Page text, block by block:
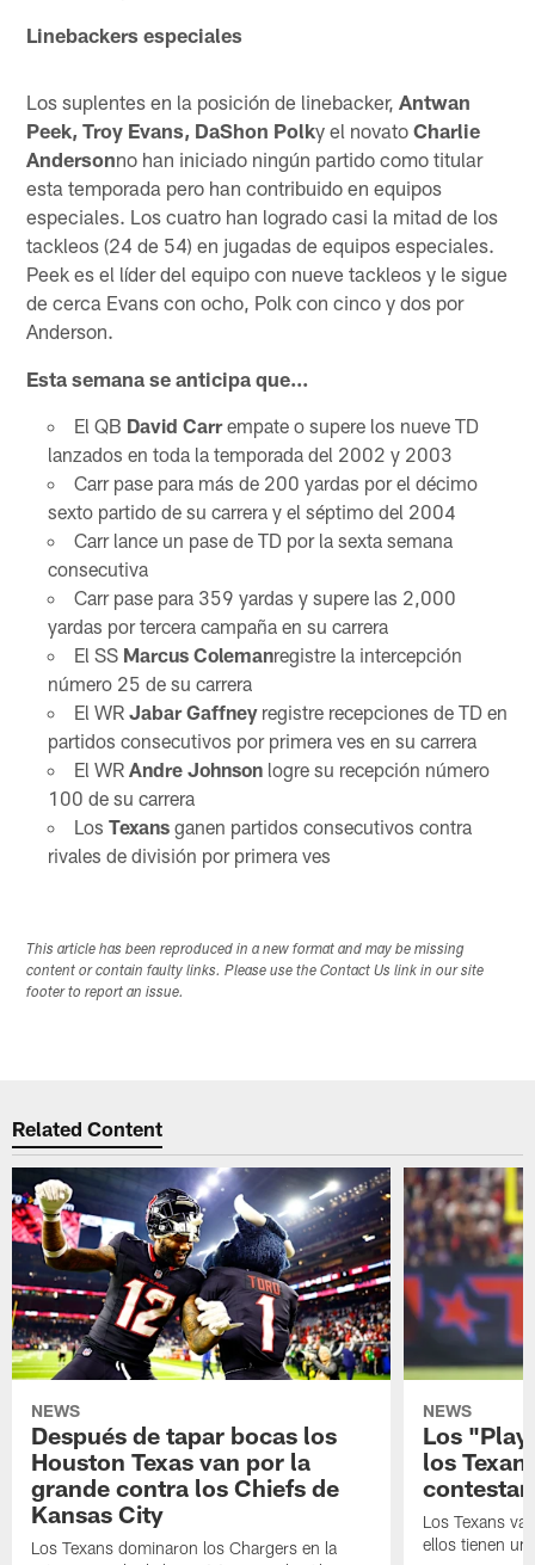
Linebackers especiales
Los suplentes en la posición de linebacker,Antwan
Peek, Troy Evans, DaShon Polky el novatoCharlie
Andersonno han iniciado ningún partido como titular
esta temporada pero han contribuido en equipos
especiales. Los cuatro han logrado casi la mitad de los
tackleos (24 de 54) en jugadas de equipos especiales.
Peek es el líder del equipo con nueve tackleos y le sigue
de cerca Evans con ocho, Polk con cinco y dos por
Anderson.
Esta semana se anticipa que...
El QB David Carrempate o supere los nueve TD
lanzados en toda la temporada del 2002 y 2003
Carr pase para más de 200 yardas por el décimo
sexto partido de su carrera y el séptimo del 2004
Carr lance un pase de TD por la sexta semana
consecutiva
Carr pase para 359 yardas y supere las 2,000
yardas por tercera campaña en su carrera
El SS Marcus Colemanregistre la intercepción
número 25 de su carrera
El WR Jabar Gaffneyregistre recepciones de TD en
partidos consecutivos por primera ves en su carrera
El WR Andre Johnsonlogre su recepción número
100 de su carrera
Los Texansganen partidos consecutivos contra
rivales de división por primera ves
This article has been reproduced in a new format and may be missing
content or contain faulty links. Please use the Contact Us link in our site
footer to report an issue.
Related Content
NEWS
Después de tapar bocas los
Houston Texas van por la
grande contra los Chiefs de
Kansas City
Los Texans dominaron los Chargers en la
NEWS
Los
los
contestar
Los Texans
ellos tienen un